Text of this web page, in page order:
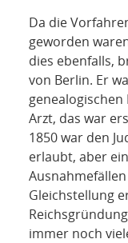
Da die
geworden
dies ebenfalls,
von Berlin. Er
genealogischen
Arzt, das war
1850 war den
erlaubt, aber
Gleichstellung
immer noch